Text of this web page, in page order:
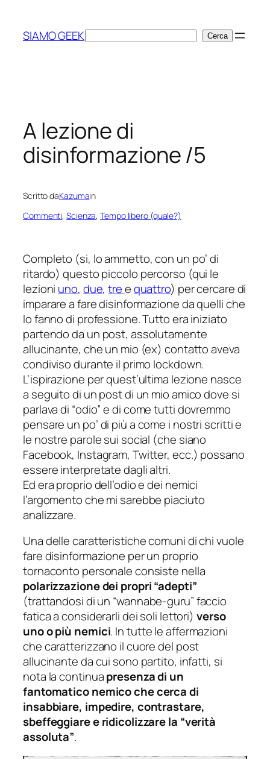
contenuto
SIAMO GEEKCerca Cerca
A lezione di
disinformazione /5
Scritto daKazumain
Commenti, Scienza, Tempo libero (quale?)
Completo (si, lo ammetto, con un po’ di
ritardo) questo piccolo percorso (qui le
lezioni uno, due,treequattro) per cercare di
imparare a fare disinformazione da quelli che
lo fanno di professione. Tutto era iniziato
partendo da un post, assolutamente
allucinante, che un mio (ex) contatto aveva
condiviso durante il primo lockdown.
L’ispirazione per quest’ultima lezione nasce
a seguito di un post di un mio amico dove si
parlava di “odio” e di come tutti dovremmo
pensare un po’ di più a come i nostri scritti e
le nostre parole sui social (che siano
Facebook, Instagram, Twitter, ecc.) possano
essere interpretate dagli altri.
Ed era proprio dell’odio e dei nemici
l’argomento che mi sarebbe piaciuto
analizzare.
Una delle caratteristiche comuni di chi vuole
fare disinformazione per un proprio
tornaconto personale consiste nella
polarizzazione dei propri“adepti”
(trattandosi di un “wannabe-guru” faccio
fatica a considerarli dei soli lettori)verso
uno o più nemici. In tutte le affermazioni
che caratterizzano il cuore del post
allucinante da cui sono partito, infatti, si
nota la continuapresenza di un
fantomatico nemico che cerca di
insabbiare, impedire, contrastare,
sbeffeggiare e ridicolizzare la “verità
assoluta”.